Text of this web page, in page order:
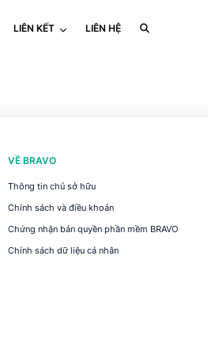
LIÊN KẾT LIÊN HỆ
VỀ BRAVO
Thông tin chủ sở hữu
Chính sách và điều khoản
Chứng nhận bản quyền phần mềm BRAVO
Chính sách dữ liệu cá nhân